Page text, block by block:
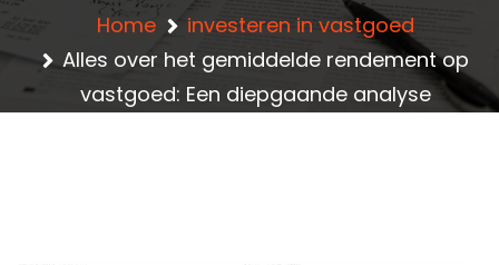
Home
investeren in vastgoed
Alles over het gemiddelde rendement op
vastgoed: Een diepgaande analyse